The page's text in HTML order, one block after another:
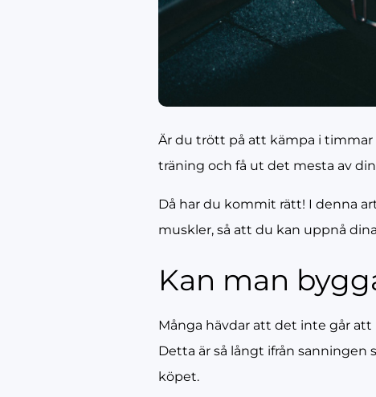
Är du trött på att kämpa i
träning och få ut det mesta av
Då har du kommit rätt! I denna
muskler, så att du kan uppnå
Kan man
Många hävdar att det inte går
Detta är så långt ifrån
köpet.